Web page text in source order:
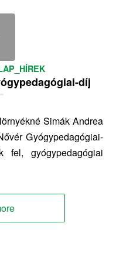
díj
Simák Andrea
Gyógypedagógiai-
fel, gyógypedagógiai